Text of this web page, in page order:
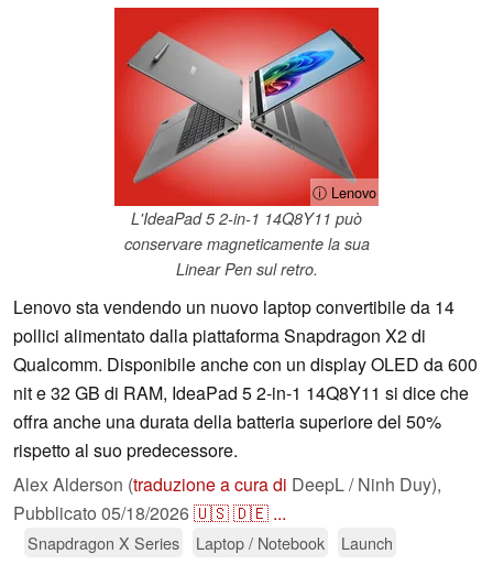
ⓘ Lenovo
L'IdeaPad 5 2-in-1 14Q8Y11 può
conservare magneticamente la sua
Linear Pen sul retro.
Lenovo sta vendendo un nuovo laptop convertibile da 14
pollici alimentato dalla piattaforma Snapdragon X2 di
Qualcomm. Disponibile anche con un display OLED da 600
nit e 32 GB di RAM, IdeaPad 5 2-in-1 14Q8Y11 si dice che
offra anche una durata della batteria superiore del 50%
rispetto al suo predecessore.
Alex Alderson (traduzione a cura di DeepL / Ninh Duy),
Pubblicato 05/18/2026🇺🇸🇩🇪 ...
Snapdragon X Series Laptop / Notebook Launch